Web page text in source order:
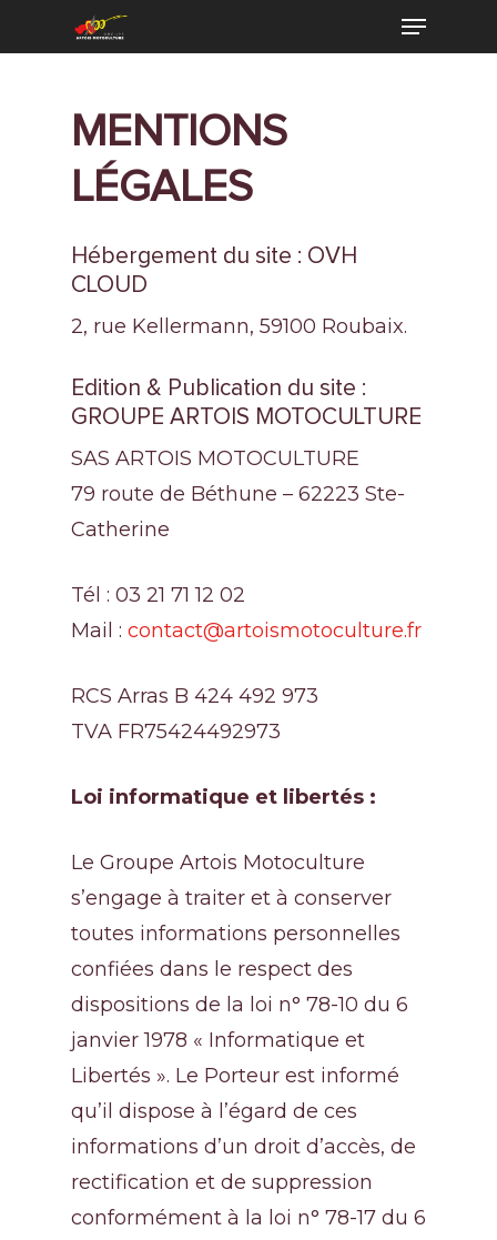
MENTIONS
LÉGALES
Hébergement du site : OVH
CLOUD
2, rue Kellermann, 59100 Roubaix.
Edition & Publication du site :
GROUPE ARTOIS MOTOCULTURE
SAS ARTOIS MOTOCULTURE
79 route de Béthune – 62223 Ste-
Catherine
Tél : 03 21 71 12 02
Mail : contact@artoismotoculture.fr
RCS Arras B 424 492 973
TVA FR75424492973
Loi informatique et libertés :
Le Groupe Artois Motoculture
s’engage à traiter et à conserver
toutes informations personnelles
confiées dans le respect des
dispositions de la loi n° 78-10 du 6
janvier 1978 « Informatique et
Libertés ». Le Porteur est informé
qu’il dispose à l’égard de ces
informations d’un droit d’accès, de
rectification et de suppression
conformément à la loi n° 78-17 du 6
Massey Ferguson
Irrigation
Recrutement